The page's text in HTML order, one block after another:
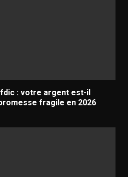
: votre argent est-il
fragile en 2026